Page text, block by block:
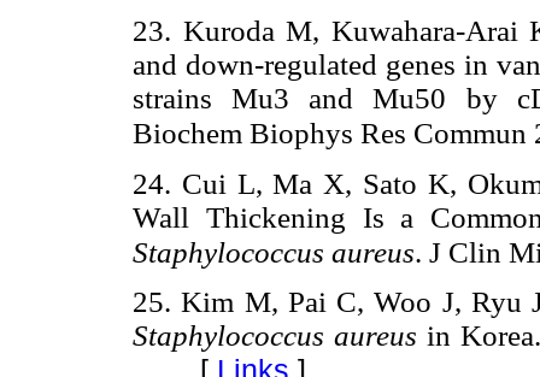
23. Kuroda M, Kuwahara-Arai
and down-regulated genes in
strains Mu3 and Mu50 by
Biochem Biophys Res
24. Cui L, Ma X, Sato K,
Wall Thickening Is a
Staphylococcus aureus. J Clin
25. Kim M, Pai C, Woo J, Ryu
Staphylococcus aureus in
[ Links ]